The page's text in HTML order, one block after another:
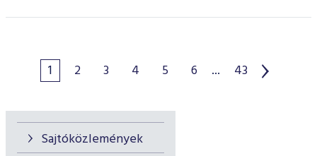
Sajtóközlemények
1 2 3 4 5 6 ... 43